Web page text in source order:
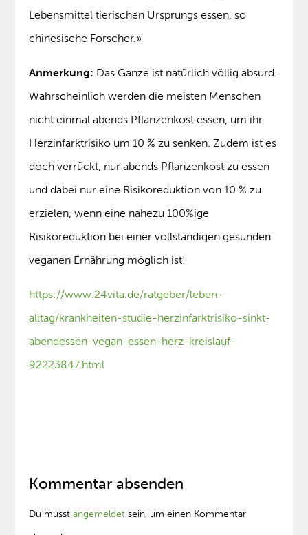
Lebensmittel tierischen Ursprungs essen, so
chinesische Forscher.»
Anmerkung: Das Ganze ist natürlich völlig absurd.
Wahrscheinlich werden die meisten Menschen
nicht einmal abends Pflanzenkost essen, um ihr
Herzinfarktrisiko um 10 % zu senken. Zudem ist es
doch verrückt, nur abends Pflanzenkost zu essen
und dabei nur eine Risikoreduktion von 10 % zu
erzielen, wenn eine nahezu 100%ige
Risikoreduktion bei einer vollständigen gesunden
veganen Ernährung möglich ist!
https://www.24vita.de/ratgeber/leben-
alltag/krankheiten-studie-herzinfarktrisiko-sinkt-
abendessen-vegan-essen-herz-kreislauf-
92223847.html
Kommentar absenden
Du musstangemeldet sein, um einen Kommentar